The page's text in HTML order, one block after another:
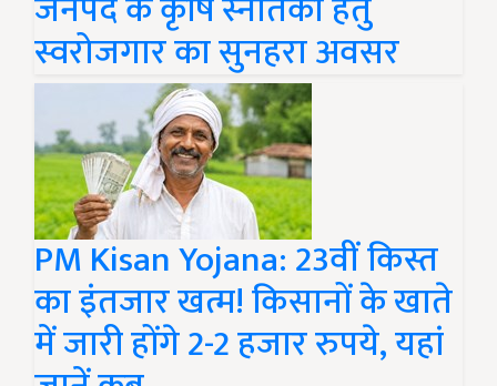
स्वरोजगार का सुनहरा अवसर
PM Kisan Yojana: 23वीं किस्त
का इंतजार खत्म! किसानों के खाते
में जारी होंगे 2-2 हजार रुपये, यहां